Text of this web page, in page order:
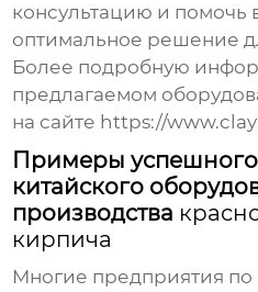
консультацию и помочь
оптимальное решение
Более подробную
предлагаемом
на сайте https://
Примеры
китайского
производства
кирпича
Многие предприятия